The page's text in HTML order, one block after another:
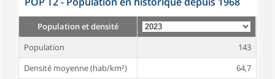
Population et densité
Population
143
Densité moyenne (hab/km²)
64,7